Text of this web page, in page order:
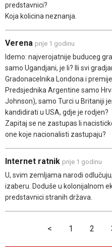
predstavnici?
Koja kolicina neznanja.
Verena prije 1 godinu
Idemo: najverojatnije buduceg
samo Ugandjani, je li? Ili svi
Gradonacelnika Londona i
Predsjednika Argentine samo
Johnson), samo Turci u Britaniji
kandidirati u USA, gdje je rodjen?
Zapitaj se ne zastupas li
one koje nacionalisti zastupaju?
Internet ratnik prije 1 godinu
U, svim zemljama narodi
izaberu. Doduše u kolonijalnom
predstavnici stranih država.
< 1 2